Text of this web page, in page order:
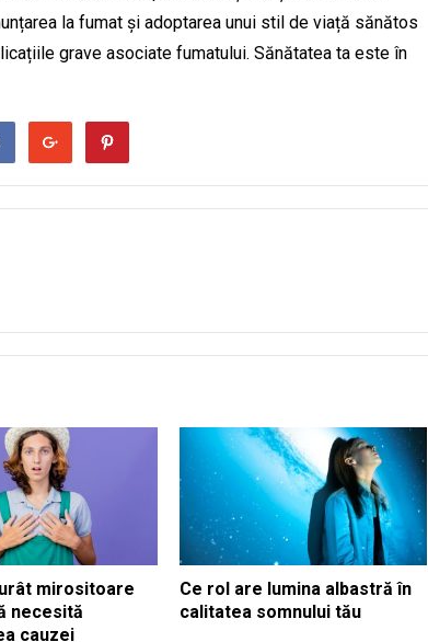
la fumat și adoptarea unui stil de viață sănătos
grave asociate fumatului. Sănătatea ta este în
mirositoare
necesită
cauzei
Ce rol are lumina albastră în
calitatea somnului tău